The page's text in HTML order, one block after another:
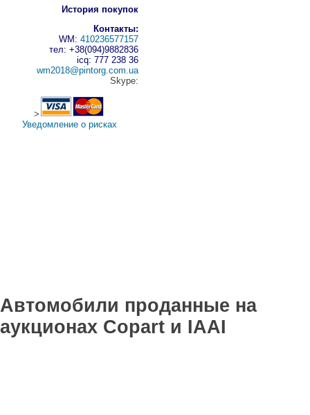
История покупок
Контакты:
WM: 410236577157
тел: +38(094)9882836
icq: 777 238 36
wm2018@pintorg.com.ua
Skype:
>
Уведомление о рисках
Автомобили проданные на
аукционах Copart и IAAI